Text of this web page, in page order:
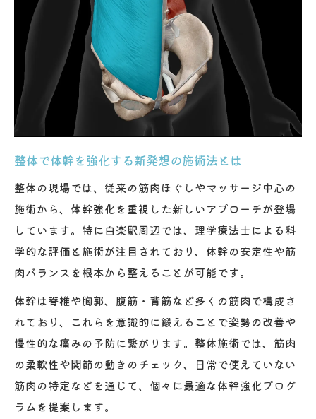
整体と体幹強化なら不調を根本改善
整体で体幹バランスを整え根本から不調を
防ぐ
体幹強化整体が慢性的な痛みに有効な理由
整体施術と自宅トレーニングの併用効果と
ス
白楽駅周辺で叶える姿勢とバランス
整体で姿勢改善と体幹バランスを実現する
白楽駅の整体で正しい姿勢習慣を身につけ
る
整体による体幹強化がもたらす美しい姿勢
整体で身体の歪みを整えバランスアップ
体幹を鍛える整体のメリットとポイント解
整体で体幹を強化する新発想の施術法とは
整体の現場では、従来の筋肉ほぐしやマッサージ中心の
施術から、体幹強化を重視した新しいアプローチが登場
しています。特に白楽駅周辺では、理学療法士による科
学的な評価と施術が注目されており、体幹の安定性や筋
肉バランスを根本から整えることが可能です。
体幹は脊椎や胸郭、腹筋・背筋など多くの筋肉で構成さ
れており、これらを意識的に鍛えることで姿勢の改善や
慢性的な痛みの予防に繋がります。整体施術では、筋肉
の柔軟性や関節の動きのチェック、日常で使えていない
筋肉の特定などを通じて、個々に最適な体幹強化プログ
ラムを提案します。